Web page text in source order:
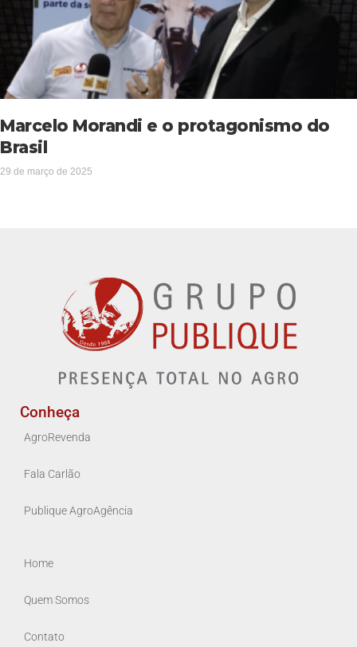
Marcelo Morandi e o protagonismo do
Brasil
29 de março de 2025
Conheça
AgroRevenda
Fala Carlão
Publique AgroAgência
Home
Quem Somos
Contato